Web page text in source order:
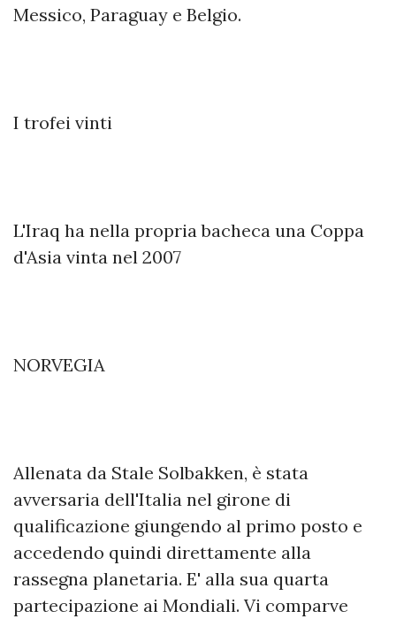
Messico, Paraguay e Belgio.
I trofei vinti
L'Iraq ha nella propria bacheca una Coppa
d'Asia vinta nel 2007
NORVEGIA
Allenata da Stale Solbakken, è stata
avversaria dell'Italia nel girone di
qualificazione giungendo al primo posto e
accedendo quindi direttamente alla
rassegna planetaria. E' alla sua quarta
partecipazione ai Mondiali. Vi comparve